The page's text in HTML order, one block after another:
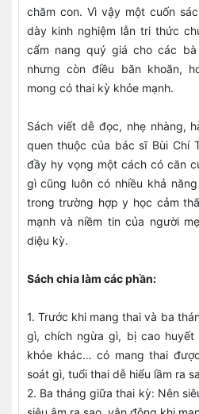
chăm con. Vì vậy một cuốn
dày kinh nghiệm lẫn tri thức
cẩm nang quý giá cho các
nhưng còn điều băn khoăn,
mong có thai kỳ khỏe mạnh.
Sách viết dễ đọc, nhẹ nhàng,
quen thuộc của bác sĩ Bùi Chí
đầy hy vọng một cách có căn
gì cũng luôn có nhiều khả
trong trường hợp y học cảm
mạnh và niềm tin của người
diệu kỳ.
Sách chia làm các phần:
1. Trước khi mang thai và ba
gì, chích ngừa gì, bị cao
khỏe khác… có mang thai
soát gì, tuổi thai dễ hiểu lầm ra
2. Ba tháng giữa thai kỳ: Nên